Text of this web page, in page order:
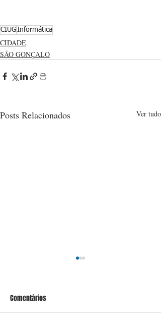
CIUGInformática
CIDADE
SÃO GONÇALO
Posts Relacionados Ver tudo
Comentários